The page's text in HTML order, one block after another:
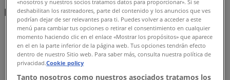
Negocios cercanos
Tiendeo en Zapotiltic»
Índice de negocios en Zapotiltic
«nosotros y nuestros socios tratamos datos para proporcionar». Si se
deshabilitan los rastreadores, parte del contenido y los anuncios que ves
podrían dejar de ser relevantes para ti. Puedes volver a acceder a este
menú para cambiar tus opciones o retirar el consentimiento en cualquier
momento haciendo clic en el enlace «Mostrar los propósitos» que aparece
en el en la parte inferior de la página web. Tus opciones tendrán efecto
dentro de nuestro Sitio web. Para saber más, consulta nuestra política de
privacidad.Cookie policy
Tanto nosotros como nuestros asociados tratamos los